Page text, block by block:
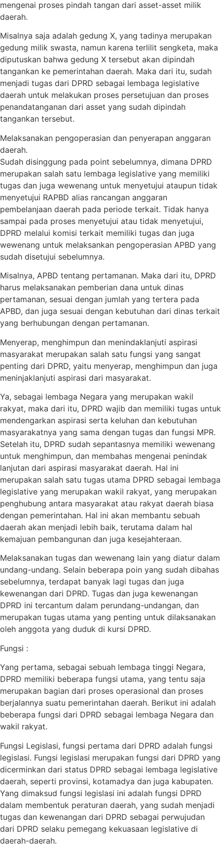
mengenai proses pindah tangan dari asset-asset milik
daerah.
Misalnya saja adalah gedung X, yang tadinya merupakan
gedung milik swasta, namun karena terlilit sengketa, maka
diputuskan bahwa gedung X tersebut akan dipindah
tangankan ke pemerintahan daerah. Maka dari itu, sudah
menjadi tugas dari DPRD sebagai lembaga legislative
daerah untuk melakukan proses persetujuan dan proses
penandatanganan dari asset yang sudah dipindah
tangankan tersebut.
Melaksanakan pengoperasian dan penyerapan anggaran
daerah.
Sudah disinggung pada point sebelumnya, dimana DPRD
merupakan salah satu lembaga legislative yang memiliki
tugas dan juga wewenang untuk menyetujui ataupun tidak
menyetujui RAPBD alias rancangan anggaran
pembelanjaan daerah pada periode terkait. Tidak hanya
sampai pada proses menyetujui atau tidak menyetujui,
DPRD melalui komisi terkait memiliki tugas dan juga
wewenang untuk melaksankan pengoperasian APBD yang
sudah disetujui sebelumnya.
Misalnya, APBD tentang pertamanan. Maka dari itu, DPRD
harus melaksanakan pemberian dana untuk dinas
pertamanan, sesuai dengan jumlah yang tertera pada
APBD, dan juga sesuai dengan kebutuhan dari dinas terkait
yang berhubungan dengan pertamanan.
Menyerap, menghimpun dan menindaklanjuti aspirasi
masyarakat merupakan salah satu fungsi yang sangat
penting dari DPRD, yaitu menyerap, menghimpun dan juga
meninjaklanjuti aspirasi dari masyarakat.
Ya, sebagai lembaga Negara yang merupakan wakil
rakyat, maka dari itu, DPRD wajib dan memiliki tugas untuk
mendengarkan aspirasi serta keluhan dan kebutuhan
masyarakatnya yang sama dengan tugas dan fungsi MPR.
Setelah itu, DPRD sudah sepantasnya memiliki wewenang
untuk menghimpun, dan membahas mengenai penindak
lanjutan dari aspirasi masyarakat daerah. Hal ini
merupakan salah satu tugas utama DPRD sebagai lembaga
legislative yang merupakan wakil rakyat, yang merupakan
penghubung antara masyarakat atau rakyat daerah biasa
dengan pemerintahan. Hal ini akan membantu sebuah
daerah akan menjadi lebih baik, terutama dalam hal
kemajuan pembangunan dan juga kesejahteraan.
Melaksanakan tugas dan wewenang lain yang diatur dalam
undang-undang. Selain beberapa poin yang sudah dibahas
sebelumnya, terdapat banyak lagi tugas dan juga
kewenangan dari DPRD. Tugas dan juga kewenangan
DPRD ini tercantum dalam perundang-undangan, dan
merupakan tugas utama yang penting untuk dilaksanakan
oleh anggota yang duduk di kursi DPRD.
Fungsi :
Yang pertama, sebagai sebuah lembaga tinggi Negara,
DPRD memiliki beberapa fungsi utama, yang tentu saja
merupakan bagian dari proses operasional dan proses
berjalannya suatu pemerintahan daerah. Berikut ini adalah
beberapa fungsi dari DPRD sebagai lembaga Negara dan
wakil rakyat.
Fungsi Legislasi, fungsi pertama dari DPRD adalah fungsi
legislasi. Fungsi legislasi merupakan fungsi dari DPRD yang
dicerminkan dari status DPRD sebagai lembaga legislative
daerah, seperti provinsi, kotamadya dan juga kabupaten.
Yang dimaksud fungsi legislasi ini adalah fungsi DPRD
dalam membentuk peraturan daerah, yang sudah menjadi
tugas dan kewenangan dari DPRD sebagai perwujudan
dari DPRD selaku pemegang kekuasaan legislative di
daerah-daerah.